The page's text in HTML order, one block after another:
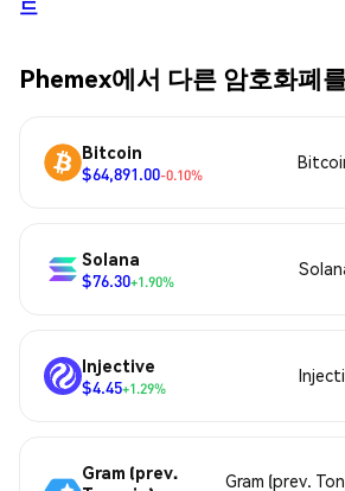
드
Phemex에서 다른 암호화폐
Bitcoin
$64,891.00-0.10%
Solana
$76.30+1.90%
Injective
$4.45+1.29%
Gram (prev.
Gram (prev.